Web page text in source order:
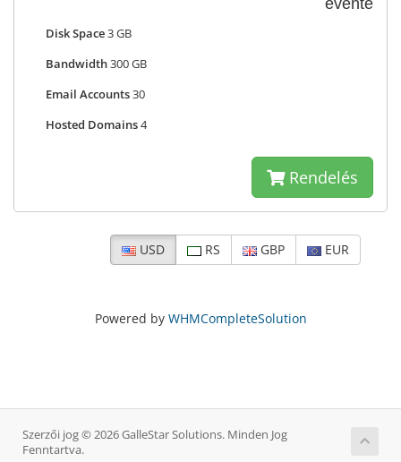
évente
Disk Space3 GB
Bandwidth300 GB
Email Accounts30
Hosted Domains4
Rendelés
USD RS GBP EUR
Powered by WHMCompleteSolution
Szerzői jog © 2026 GalleStar Solutions. Minden Jog
Fenntartva.